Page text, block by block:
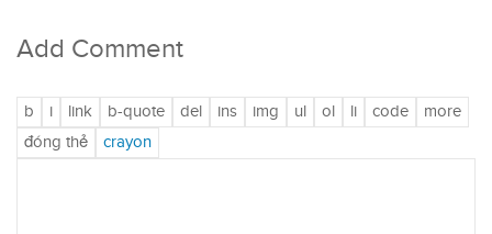
Add Comment